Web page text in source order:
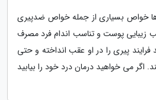
خواص بسیاری از جمله خواص ضدپیری
زیبایی پوست و تناسب اندام فرد مصرف
فرایند پیری را در او عقب انداخته و حتی
اگر می خواهید درمان درد خود را بیابید